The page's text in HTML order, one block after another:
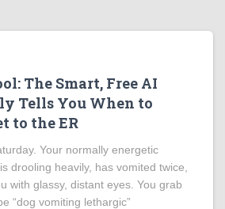
The Smart, Free AI
Tells You When to
to the ER
Your normally energetic
drooling heavily, has vomited twice,
with glassy, distant eyes. You grab
“dog vomiting lethargic”